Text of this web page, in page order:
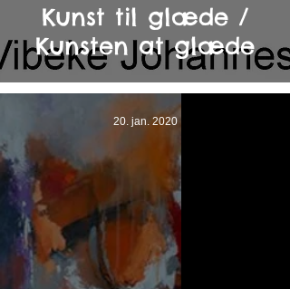
Kunst til glæde /
Kunsten at glæde
20. jan. 2020